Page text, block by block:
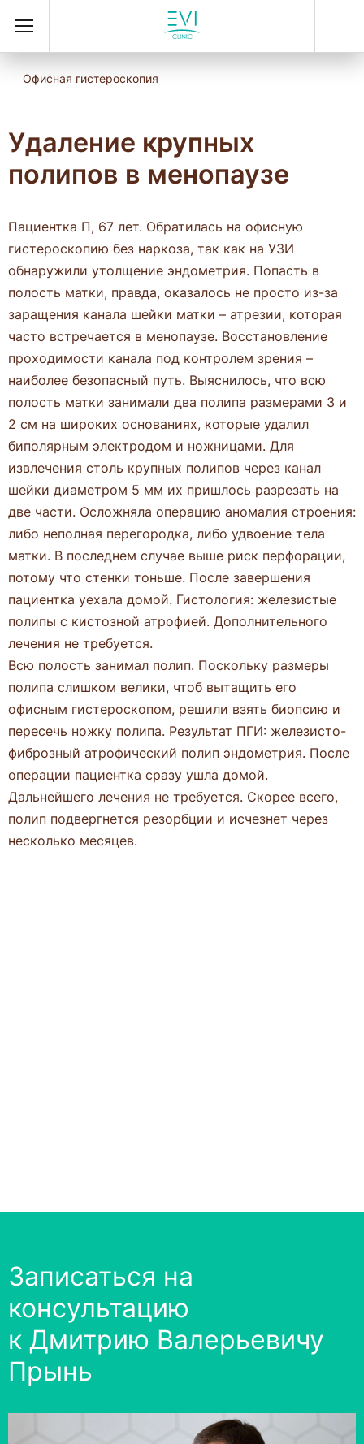
Офисная гистероскопия
Удаление крупных
полипов в менопаузе
Пациентка П, 67 лет. Обратилась на офисную
гистероскопию без наркоза, так как на УЗИ
обнаружили утолщение эндометрия. Попасть в
полость матки, правда, оказалось не просто из-за
заращения канала шейки матки – атрезии, которая
часто встречается в менопаузе. Восстановление
проходимости канала под контролем зрения –
наиболее безопасный путь. Выяснилось, что всю
полость матки занимали два полипа размерами 3 и
2 см на широких основаниях, которые удалил
биполярным электродом и ножницами. Для
извлечения столь крупных полипов через канал
шейки диаметром 5 мм их пришлось разрезать на
две части. Осложняла операцию аномалия строения:
либо неполная перегородка, либо удвоение тела
матки. В последнем случае выше риск перфорации,
потому что стенки тоньше. После завершения
пациентка уехала домой. Гистология: железистые
полипы с кистозной атрофией. Дополнительного
лечения не требуется.
Всю полость занимал полип. Поскольку размеры
полипа слишком велики, чтоб вытащить его
офисным гистероскопом, решили взять биопсию и
пересечь ножку полипа. Результат ПГИ: железисто-
фиброзный атрофический полип эндометрия. После
операции пациентка сразу ушла домой.
Дальнейшего лечения не требуется. Скорее всего,
полип подвергнется резорбции и исчезнет через
несколько месяцев.
Записаться на
консультацию
к Дмитрию Валерьевичу
Прынь